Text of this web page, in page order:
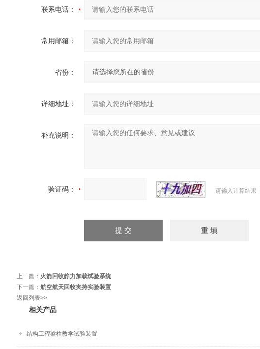
联系电话：
常用邮箱：
省份：
详细地址：
补充说明：
验证码： 请输入计算结果
上一篇： 火箭回收静力加载试验系统
下一篇： 航空航天回收夹持实验装置
返回列表>>
相关产品
结构工程梁柱教学试验装置